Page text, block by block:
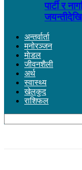
पार्टी र
अन्तर्वार्ता
मनोरञ्जन
माेडल
जीवनशैली
अर्थ
स्वास्थ्य
खेलकुद
राशिफल